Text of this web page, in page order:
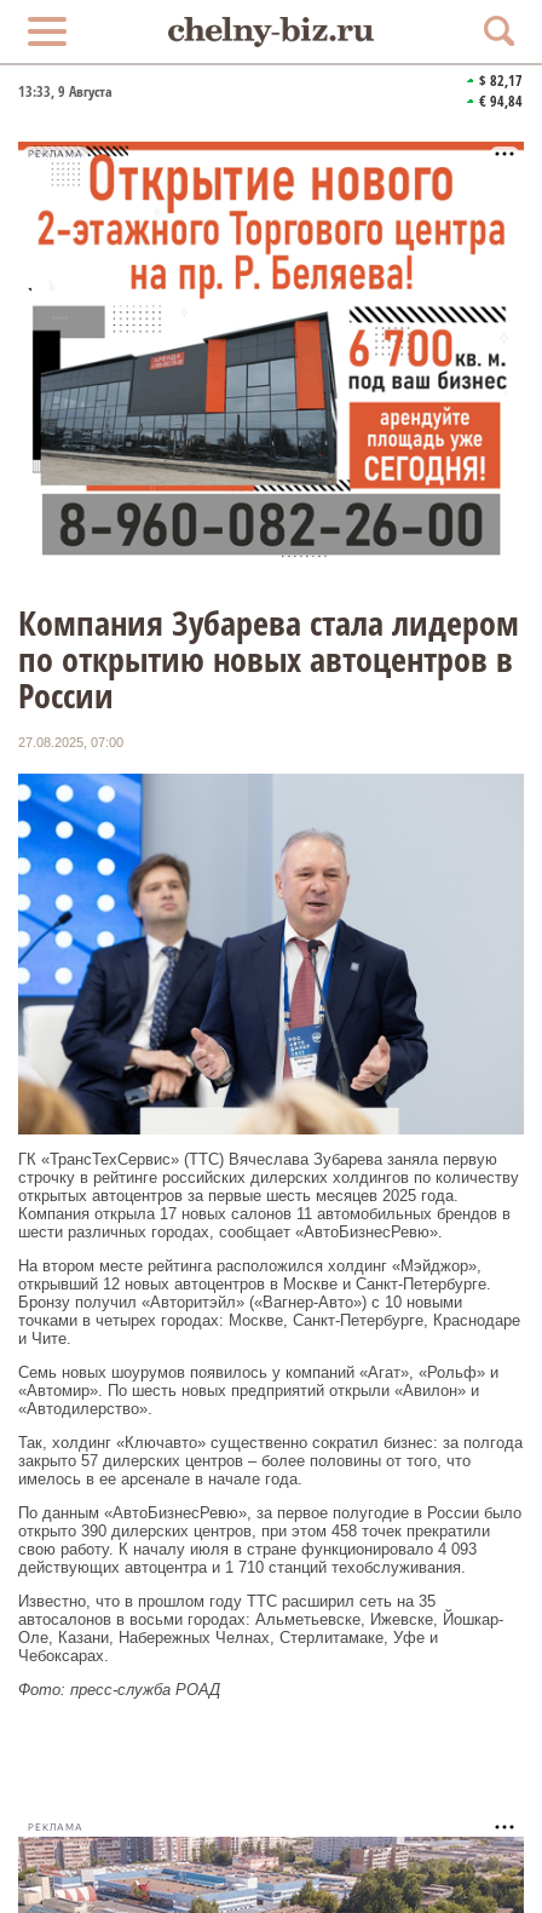
13:33, 9 Августа
$ 82,17
€ 94,84
РЕКЛАМА
Компания Зубарева стала лидером
по открытию новых автоцентров в
России
27.08.2025, 07:00
ГК «ТрансТехСервис» (ТТС) Вячеслава Зубарева заняла первую
строчку в рейтинге российских дилерских холдингов по количеству
открытых автоцентров за первые шесть месяцев 2025 года.
Компания открыла 17 новых салонов 11 автомобильных брендов в
шести различных городах, сообщает «АвтоБизнесРевю».
На втором месте рейтинга расположился холдинг «Мэйджор»,
открывший 12 новых автоцентров в Москве и Санкт-Петербурге.
Бронзу получил «Авторитэйл» («Вагнер-Авто») с 10 новыми
точками в четырех городах: Москве, Санкт-Петербурге, Краснодаре
и Чите.
Семь новых шоурумов появилось у компаний «Агат», «Рольф» и
«Автомир». По шесть новых предприятий открыли «Авилон» и
«Автодилерство».
Так, холдинг «Ключавто» существенно сократил бизнес: за полгода
закрыто 57 дилерских центров – более половины от того, что
имелось в ее арсенале в начале года.
По данным «АвтоБизнесРевю», за первое полугодие в России было
открыто 390 дилерских центров, при этом 458 точек прекратили
свою работу. К началу июля в стране функционировало 4 093
действующих автоцентра и 1 710 станций техобслуживания.
Известно, что в прошлом году ТТС расширил сеть на 35
автосалонов в восьми городах: Альметьевске, Ижевске, Йошкар-
Оле, Казани, Набережных Челнах, Стерлитамаке, Уфе и
Чебоксарах.
Фото: пресс-служба РОАД
РЕКЛАМА